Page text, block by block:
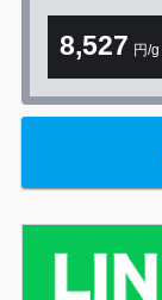
8,527 円/g